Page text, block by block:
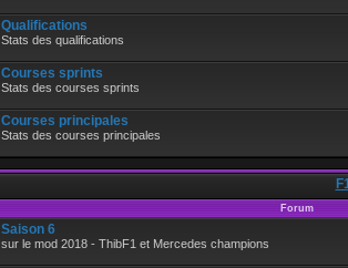
Qualifications
Stats des qualifications
Courses sprints
Stats des courses sprints
Courses principales
Stats des courses principales
Forum
Saison 6
sur le mod 2018 - ThibF1 et Mercedes champions